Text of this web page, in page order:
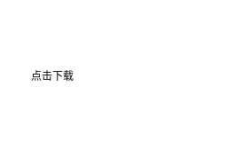
点击下载